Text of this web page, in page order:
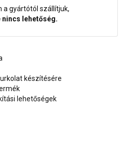
gyártótól szállítjuk,
lehetőség.
készítésére
lehetőségek